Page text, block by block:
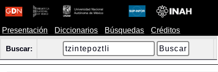
Presentación Diccionarios Búsquedas Créditos
Buscar: